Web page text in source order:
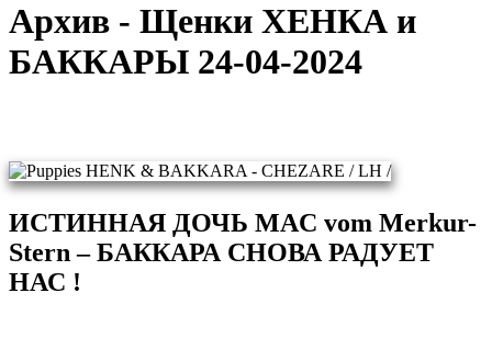
Архив - Щенки ХЕНКА и
БАККАРЫ 24-04-2024
ИСТИННАЯ ДОЧЬ MAC vom Merkur-
Stern – БАККАРА СНОВА РАДУЕТ
НАС !